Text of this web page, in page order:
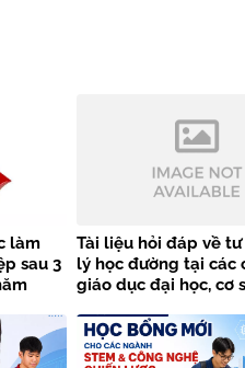
làm
sau 3
Tài liệu hỏi đáp về
lý học đường tại các
giáo dục đại học, cơ